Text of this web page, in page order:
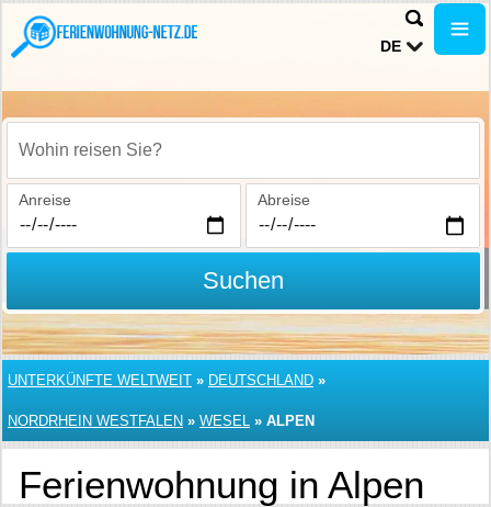
DE
Wohin reisen Sie?
Anreise Abreise
Suchen
UNTERKÜNFTE WELTWEIT » DEUTSCHLAND »
NORDRHEIN WESTFALEN » WESEL » ALPEN
Ferienwohnung in Alpen